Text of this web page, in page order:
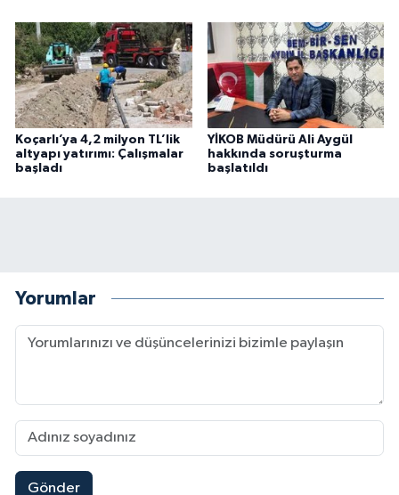
Koçarlı’ya 4,2 milyon TL’lik
altyapı yatırımı: Çalışmalar
başladı
YİKOB Müdürü Ali Aygül
hakkında soruşturma
başlatıldı
Yorumlar
Gönder